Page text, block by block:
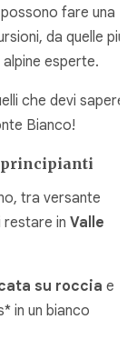
fare una
da quelle più
esperte.
che devi sapere
Bianco!
principianti
tra versante
restare in Valle
su roccia e
in un bianco